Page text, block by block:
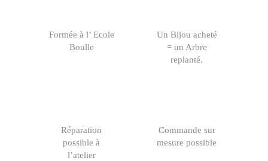
Formée à l’ Ecole
Boulle
Un Bijou acheté
= un Arbre
replanté.
Réparation
possible à
l’atelier
Commande sur
mesure possible